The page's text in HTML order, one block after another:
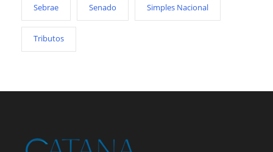
Sebrae Senado Simples Nacional
Tributos